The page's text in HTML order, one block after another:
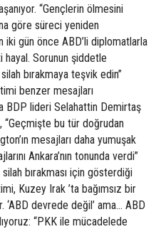
“Gençlerin ölmesini
göre süreci yeniden
iki gün önce ABD’li diplomatlarla
hayal. Sorunun şiddetle
bırakmaya teşvik edin”
benzer mesajları
BDP lideri Selahattin Demirtaş
“Geçmişte bu tür doğrudan
mesajları daha yumuşak
Ankara’nın tonunda verdi”
silah bırakması için gösterdiği
Kuzey Irak ’ta bağımsız bir
‘ABD devrede değil’ ama... ABD
“PKK ile mücadelede